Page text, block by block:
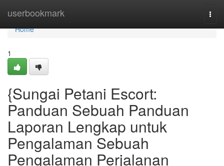
userbookmark
Home
Home
1
{Sungai Petani Escort:
Panduan Sebuah Panduan
Laporan Lengkap untuk
Pengalaman Sebuah
Pengalaman Perjalanan